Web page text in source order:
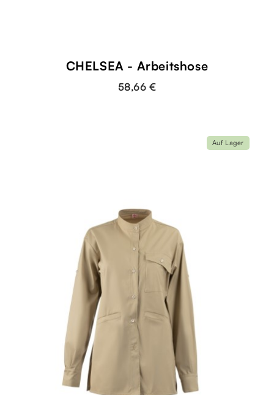
CHELSEA - Arbeitshose
58,66 €
Auf Lager